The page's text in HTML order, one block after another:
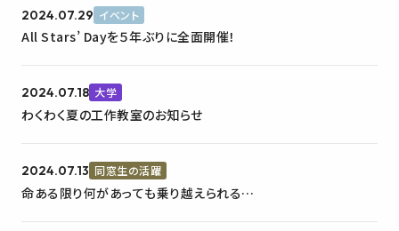
2024.07.29 イベント
All Stars’ Dayを５年ぶりに全面開催！
2024.07.18 大学
わくわく夏の工作教室のお知らせ
2024.07.13 同窓生の活躍
命ある限り何があっても乗り越えられる